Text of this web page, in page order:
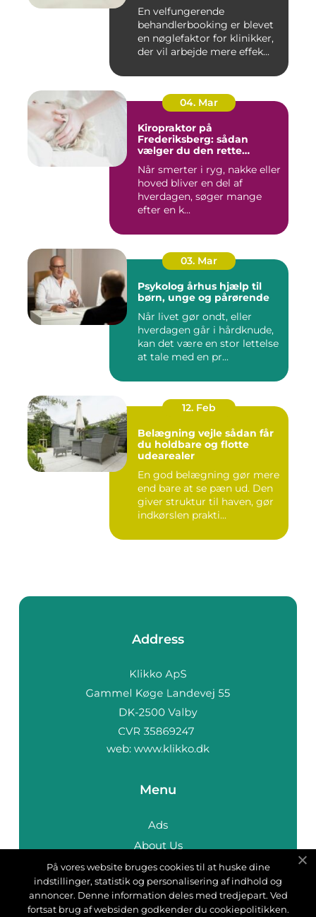
En velfungerende
behandlerbooking er blevet
en nøglefaktor for klinikker,
der vil arbejde mere effek...
04. Mar
Kiropraktor på
Frederiksberg: sådan
vælger du den rette
Når smerter i ryg, nakke eller
hoved bliver en del af
hverdagen, søger mange
efter en k...
03. Mar
Psykolog århus hjælp til
børn, unge og pårørende
Når livet gør ondt, eller
hverdagen går i hårdknude,
kan det være en stor lettelse
at tale med en pr...
12. Feb
Belægning vejle sådan får
du holdbare og flotte
udearealer
En god belægning gør mere
end bare at se pæn ud. Den
giver struktur til haven, gør
indkørslen prakti...
Address
web: www.klikko.dk
Menu
Ads
About Us
Cookies
Contact
Sitemap
På vores website bruges cookies til at huske dine
indstillinger, statistik og personalisering af indhold og
annoncer. Denne information deles med tredjepart. Ved
fortsat brug af websiden godkender du cookiepolitikken.